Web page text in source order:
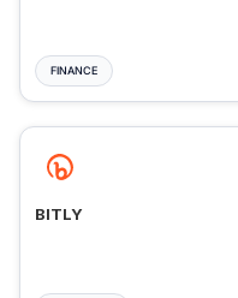
FINANCE
BITLY